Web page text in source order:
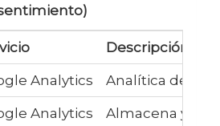
Descripción
Analytics Analítica de
Analytics Almacena y